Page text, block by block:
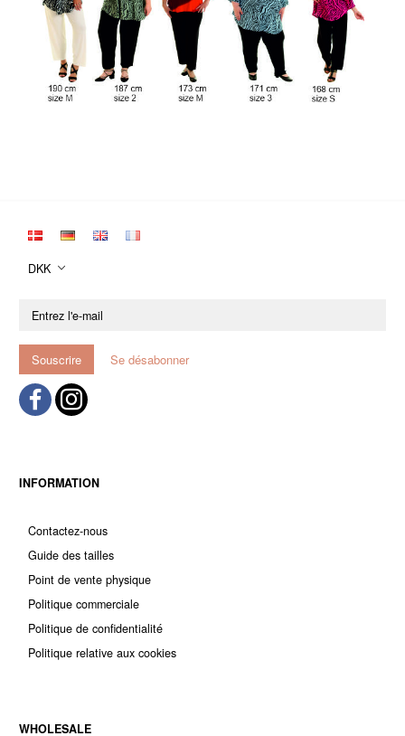
DKK
Souscrire Se désabonner
INFORMATION
Contactez-nous
Guide des tailles
Point de vente physique
Politique commerciale
Politique de confidentialité
Politique relative aux cookies
WHOLESALE